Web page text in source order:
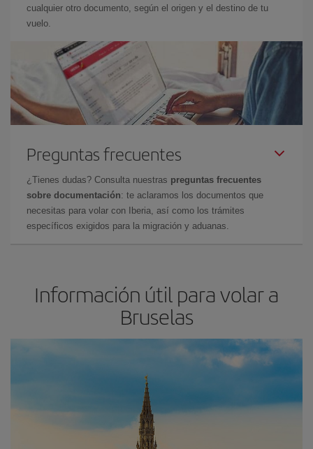
cualquier otro documento, según el origen y el destino de tu
vuelo.
Preguntas frecuentes
¿Tienes dudas? Consulta nuestras preguntas frecuentes
sobre documentación: te aclaramos los documentos que
necesitas para volar con Iberia, así como los trámites
específicos exigidos para la migración y aduanas.
Información útil para volar a
Bruselas